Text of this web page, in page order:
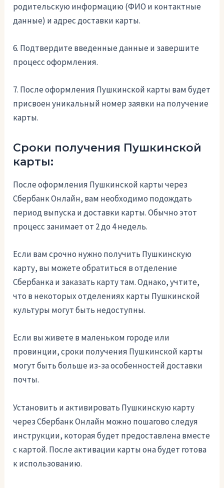
родительскую информацию (ФИО и контактные
данные) и адрес доставки карты.
6. Подтвердите введенные данные и завершите
процесс оформления.
7. После оформления Пушкинской карты вам будет
присвоен уникальный номер заявки на получение
карты.
Сроки получения Пушкинской
карты:
После оформления Пушкинской карты через
Сбербанк Онлайн, вам необходимо подождать
период выпуска и доставки карты. Обычно этот
процесс занимает от 2 до 4 недель.
Если вам срочно нужно получить Пушкинскую
карту, вы можете обратиться в отделение
Сбербанка и заказать карту там. Однако, учтите,
что в некоторых отделениях карты Пушкинской
культуры могут быть недоступны.
Если вы живете в маленьком городе или
провинции, сроки получения Пушкинской карты
могут быть больше из-за особенностей доставки
почты.
Установить и активировать Пушкинскую карту
через Сбербанк Онлайн можно пошагово следуя
инструкции, которая будет предоставлена вместе
с картой. После активации карты она будет готова
к использованию.